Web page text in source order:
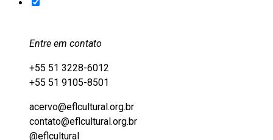
Entre em contato
+55 51 3228-6012
+55 51 9105-8501
acervo@eflcultural.org.br
contato@eflcultural.org.br
@eflcultural